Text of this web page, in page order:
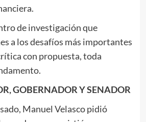
de investigación que
a los desafíos más importantes
con propuesta, toda
GOBERNADOR Y SENADOR
Manuel Velasco pidió